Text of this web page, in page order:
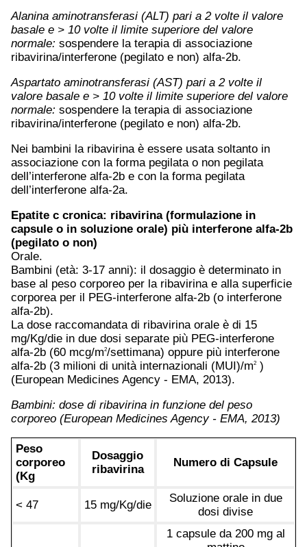
Alanina aminotransferasi (ALT) pari a 2 volte il valore
basale e > 10 volte il limite superiore del valore
normale: sospendere la terapia di associazione
ribavirina/interferone (pegilato e non) alfa-2b.
Aspartato aminotransferasi (AST) pari a 2 volte il
valore basale e > 10 volte il limite superiore del valore
normale: sospendere la terapia di associazione
ribavirina/interferone (pegilato e non) alfa-2b.
Nei bambini la ribavirina è essere usata soltanto in
associazione con la forma pegilata o non pegilata
dell’interferone alfa-2b e con la forma pegilata
dell’interferone alfa-2a.
Epatite c cronica: ribavirina (formulazione in
capsule o in soluzione orale) più interferone alfa-2b
(pegilato o non)
Orale.
Bambini (età: 3-17 anni): il dosaggio è determinato in
base al peso corporeo per la ribavirina e alla superficie
corporea per il PEG-interferone alfa-2b (o interferone
alfa-2b).
La dose raccomandata di ribavirina orale è di 15
mg/Kg/die in due dosi separate più PEG-interferone
alfa-2b (60 mcg/m2/settimana) oppure più interferone
alfa-2b (3 milioni di unità internazionali (MUI)/m2 )
(European Medicines Agency - EMA, 2013).
Bambini: dose di ribavirina in funzione del peso
corporeo (European Medicines Agency - EMA, 2013)
Peso
corporeo
(Kg
Dosaggio
ribavirina
Numero di Capsule
< 47 15 mg/Kg/die
Soluzione orale in due
dosi divise
1 capsule da 200 mg al